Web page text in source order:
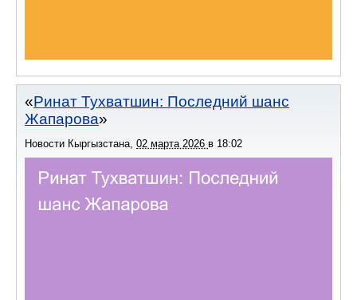
Ринат Тухватшин: Последний шанс
Жапарова
Новости Кыргызстана, 02 марта 2026 в 18:02